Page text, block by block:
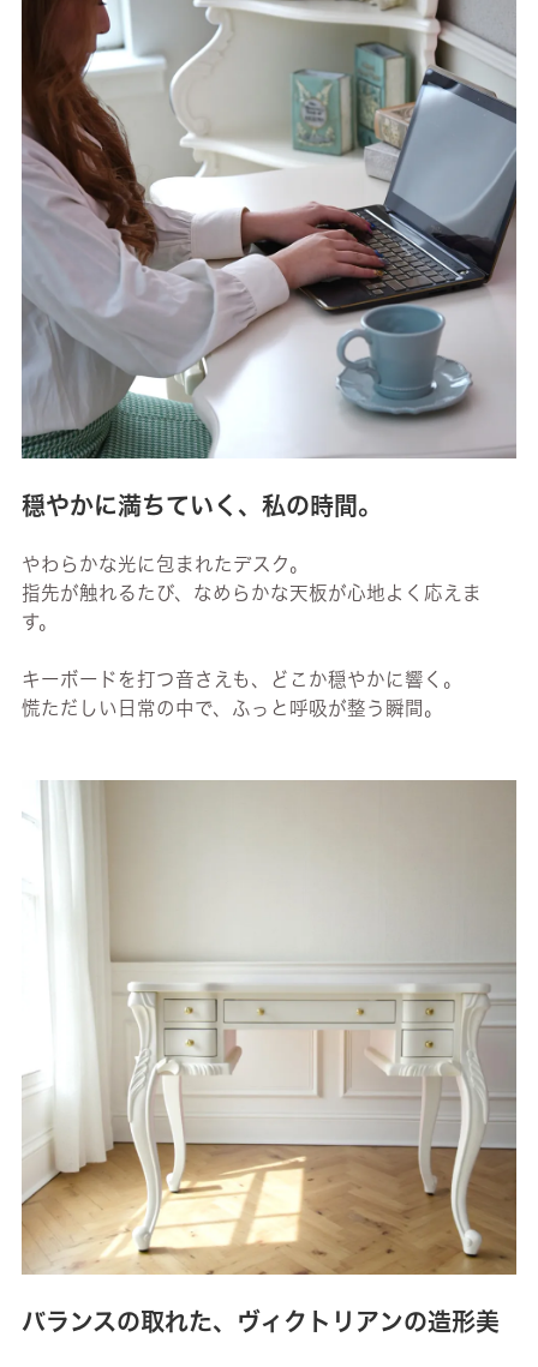
穏やかに満ちていく、私の時間。
やわらかな光に包まれたデスク。
指先が触れるたび、なめらかな天板が心地よく応えま
す。
キーボードを打つ音さえも、どこか穏やかに響く。
慌ただしい日常の中で、ふっと呼吸が整う瞬間。
バランスの取れた、ヴィクトリアンの造形美